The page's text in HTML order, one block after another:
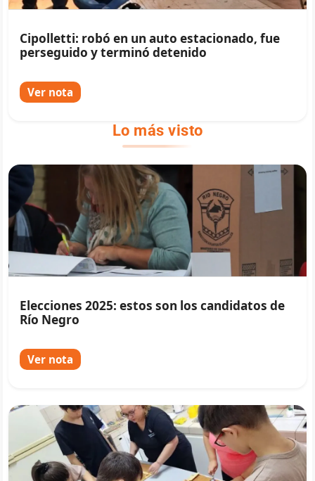
Cipolletti: robó en un auto estacionado, fue
perseguido y terminó detenido
Ver nota
Lo más visto
Elecciones 2025: estos son los candidatos de
Río Negro
Ver nota